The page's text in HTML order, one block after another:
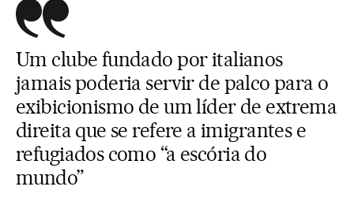
Um clube fundado por italianos
jamais poderia servir de palco para o
exibicionismo de um líder de extrema
direita que se refere a imigrantes e
refugiados como “a escória do
mundo”